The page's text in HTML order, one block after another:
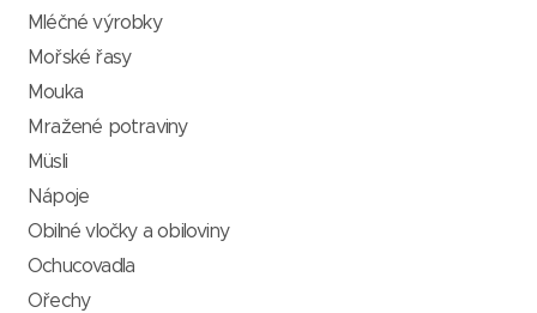
Mléčné výrobky
Mořské řasy
Mouka
Mražené potraviny
Müsli
Nápoje
Obilné vločky a obiloviny
Ochucovadla
Ořechy